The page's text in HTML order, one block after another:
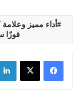
أداء مميز
فوزًا